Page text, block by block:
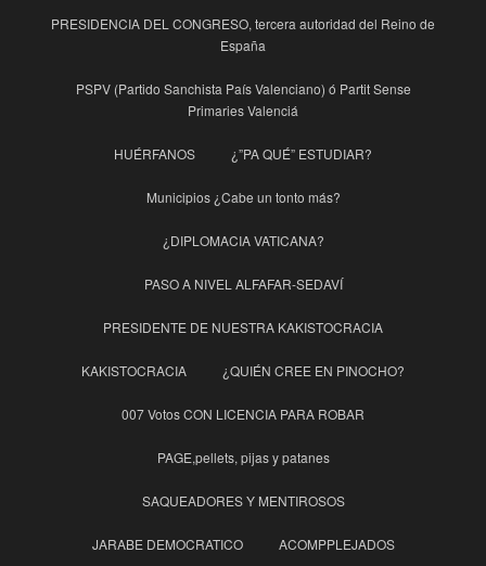
PRESIDENCIA DEL CONGRESO, tercera autoridad del Reino de
España
PSPV (Partido Sanchista País Valenciano) ó Partit Sense
Primaries Valenciá
HUÉRFANOS ¿”PA QUÉ” ESTUDIAR?
Municipios ¿Cabe un tonto más?
¿DIPLOMACIA VATICANA?
PASO A NIVEL ALFAFAR-SEDAVÍ
PRESIDENTE DE NUESTRA KAKISTOCRACIA
KAKISTOCRACIA ¿QUIÉN CREE EN PINOCHO?
007 Votos CON LICENCIA PARA ROBAR
PAGE,pellets, pijas y patanes
SAQUEADORES Y MENTIROSOS
JARABE DEMOCRATICO ACOMPPLEJADOS